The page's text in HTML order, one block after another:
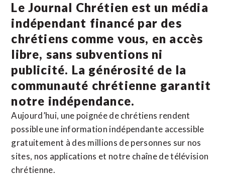
Le Journal Chrétien est un média
indépendant financé par des
chrétiens comme vous, en accès
libre, sans subventions ni
publicité. La générosité de la
communauté chrétienne garantit
notre indépendance.
Aujourd’hui, une poignée de chrétiens rendent
possible une information indépendante accessible
gratuitement à des millions de personnes sur nos
sites, nos applications et notre chaîne de télévision
chrétienne.